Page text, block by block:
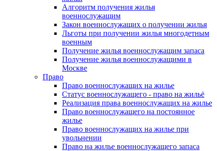
Алгоритм получения жилья
военнослужащим
Закон военнослужащих о получении жилья
Льготы при получении жилья многодетным
военным
Получение жилья военнослужащим запаса
Получение жилья военнослужащими в
Москве
Право
Право военнослужащих на жилье
Статус военнослужащего - право на жильё
Реализация права военнослужащих на жилье
Право военнослужащего на постоянное
жилье
Право военнослужащих на жилье при
увольнении
Право на жилье военнослужащего запаса